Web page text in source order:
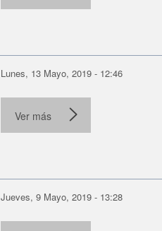
Lunes, 13 Mayo, 2019 - 12:46
Ver más
Jueves, 9 Mayo, 2019 - 13:28